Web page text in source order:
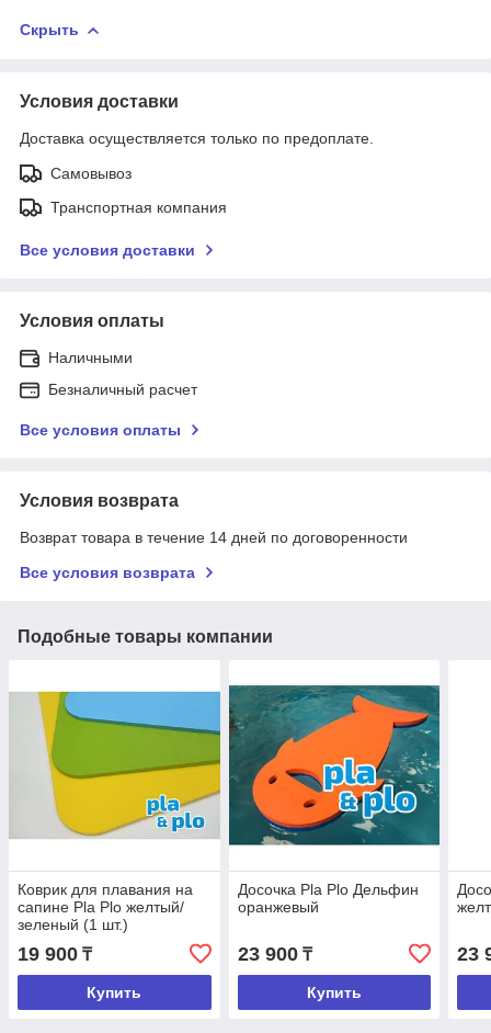
Скрыть
Условия доставки
Доставка осуществляется только по предоплате.
Самовывоз
Транспортная компания
Все условия доставки
Условия оплаты
Наличными
Безналичный расчет
Все условия оплаты
Условия возврата
Возврат товара в течение 14 дней по договоренности
Все условия возврата
Подобные товары компании
Коврик для плавания на
сапине Pla Plo желтый/
зеленый (1 шт.)
19 900 ₸
Купить
Досочка Pla Plo Дельфин
оранжевый
23 900₸
Купить
23